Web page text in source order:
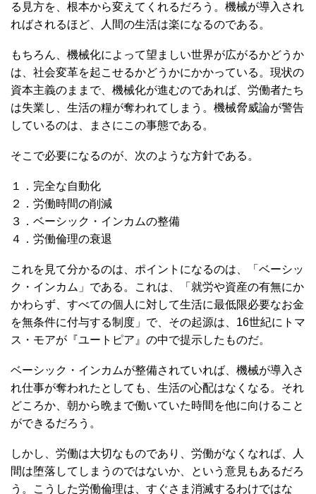
る見方を、根本から変えてくれるだろう。機械が導入され
ればされるほど、人間の生活は楽になるのである。
もちろん、機械化によって望ましい世界が広がるかどうか
は、社会変革を起こせるかどうかにかかっている。現状の
資本主義のままで、機械化が進むのであれば、労働者たち
は失業し、生活の糧が奪われてしまう。機械脅威論が警告
しているのは、まさにこの事態である。
そこで必要になるのが、次のような方針である。
１．完全な自動化
２．労働時間の削減
３．ベーシック・インカムの整備
４．労働倫理の衰退
これを見て分かるのは、ポイントになるのは、「ベーシッ
ク・インカム」である。これは、「就労や資産の有無にか
かわらず、すべての個人に対して生活に最低限必要なお金
を無条件に付与する制度」で、その起源は、16世紀にトマ
ス・モアが『ユートピア』の中で提示したものだ。
ベーシック・インカムが整備されていれば、機械が導入さ
れ仕事が奪われたとしても、生活の心配はなくなる。それ
どころか、朝から晩まで働いていた時間を他に向けること
ができるだろう。
しかし、労働は大切なものであり、労働がなくなれば、人
間は堕落してしまうのではないか、という意見もあるだろ
う。こうした労働倫理は、すぐさま消滅するわけではな